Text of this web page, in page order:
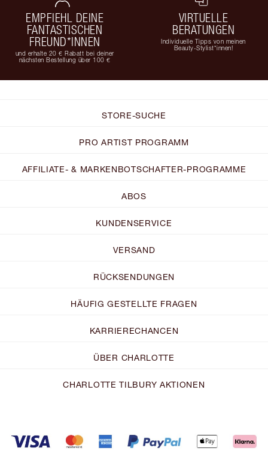
EMPFIEHL DEINE
FANTASTISCHEN
FREUND*INNEN
und erhalte 20 € Rabatt bei deiner
nächsten Bestellung über 100 €
VIRTUELLE
BERATUNGEN
Individuelle Tipps von meinen
Beauty-Stylist*innen!
STORE-SUCHE
PRO ARTIST PROGRAMM
AFFILIATE- & MARKENBOTSCHAFTER-PROGRAMME
ABOS
KUNDENSERVICE
VERSAND
RÜCKSENDUNGEN
HÄUFIG GESTELLTE FRAGEN
KARRIERECHANCEN
ÜBER CHARLOTTE
CHARLOTTE TILBURY AKTIONEN